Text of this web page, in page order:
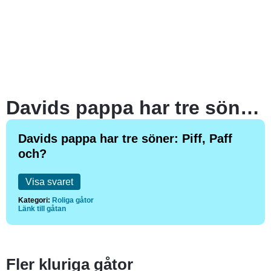
Davids pappa har tre söner: Piff, Paff och?
Davids pappa har tre söner: Piff, Paff
och?
Visa svaret
Kategori: Roliga gåtor
Länk till gåtan
Fler kluriga gåtor